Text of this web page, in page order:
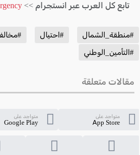
تابع كل العرب عبر انستجرام >>
#منطقة_الشمال #احتيال
#التأمين_الوطني
مقالات متعلقة
متواجد على
App Store
متواجد على
Google Play